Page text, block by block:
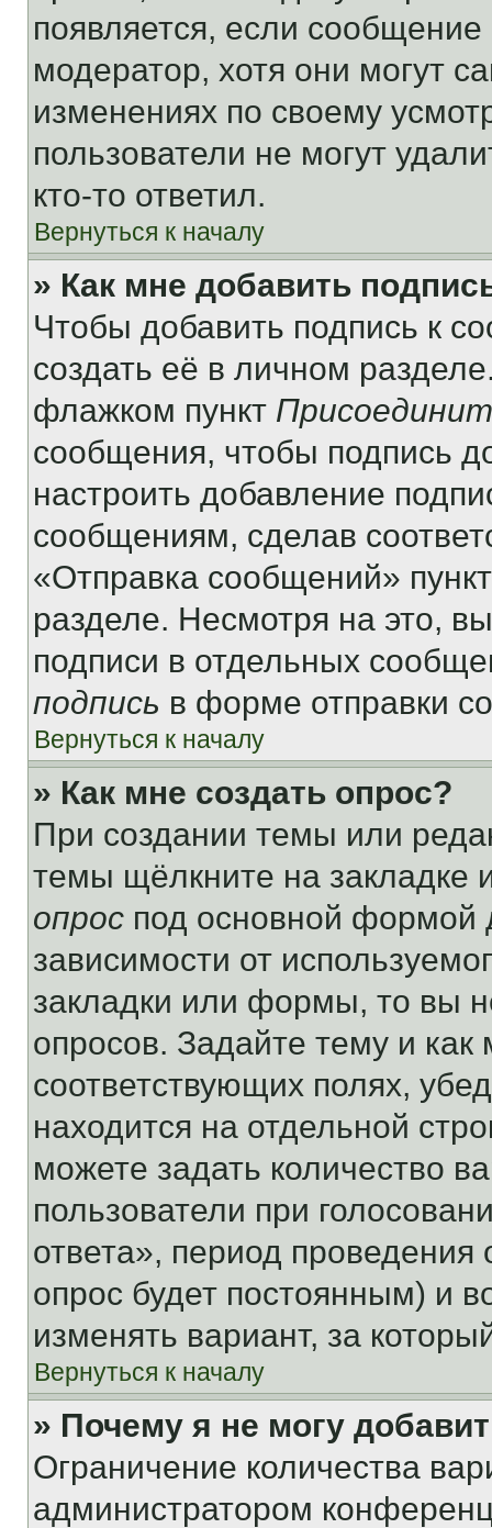
появляется, если
модератор, хотя они могут
изменениях по своему
пользователи не могут
кто-то ответил.
Вернуться к началу
» Как мне добавить
Чтобы добавить подпись к
создать её в личном
флажком пункт
сообщения, чтобы подпись
настроить добавление
сообщениям, сделав
«Отправка сообщений»
разделе. Несмотря на это,
подписи в отдельных
подпись в форме отправки
Вернуться к началу
» Как мне создать опрос?
При создании темы или
темы щёлкните на
опрос под основной формой
зависимости от
закладки или формы, то вы
опросов. Задайте тему и
соответствующих полях,
находится на отдельной
можете задать количество
пользователи при
ответа», период проведения
опрос будет постоянным) и
изменять вариант, за
Вернуться к началу
» Почему я не могу
Ограничение количества
администратором